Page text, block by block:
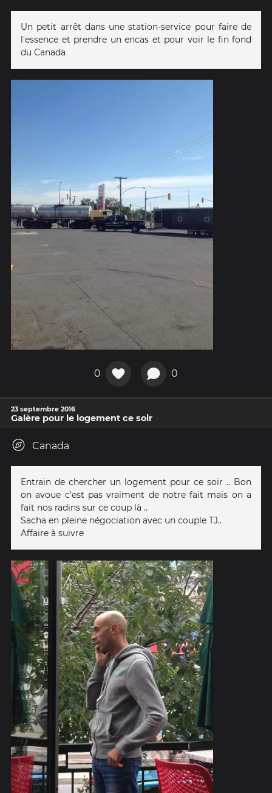
Un petit arrêt dans une station-service pour faire de
l'essence et prendre un encas et pour voir le fin fond
du Canada
0 0
23 septembre 2016
Galère pour le logement ce soir
Canada
Entrain de chercher un logement pour ce soir .. Bon
on avoue c'est pas vraiment de notre fait mais on a
fait nos radins sur ce coup là ..
Sacha en pleine négociation avec un couple TJ..
Affaire à suivre